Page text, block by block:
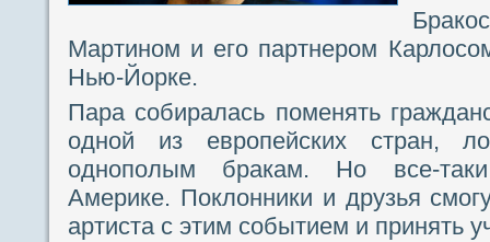
Мартином и его партнером
Нью-Йорке.
Пара собиралась поменять
одной из европейских стран,
однополым бракам. Но все-
Америке. Поклонники и друзья
артиста с этим событием и принять